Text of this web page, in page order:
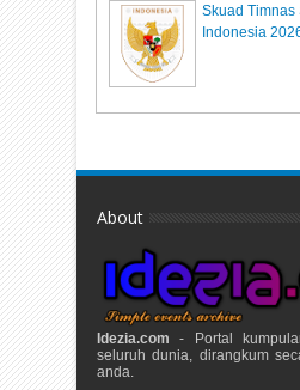
Skuad Timnas
Indonesia
About
Idezia.com - Portal
seluruh dunia, dirangkum
anda.